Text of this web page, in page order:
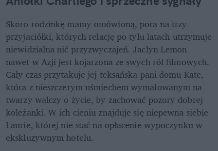
Skoro rodzinkę mamy omówioną, pora na trzy
przyjaciółki, których relację po tylu latach utrzymuje
niewidzialna nić przyzwyczajeń. Jaclyn Lemon
nawet w Azji jest kojarzona ze swych ról filmowych.
Cały czas przytakuje jej teksańska pani domu Kate,
która z nieszczerym uśmiechem wymalowanym na
twarzy walczy o życie, by zachować pozory dobrej
koleżanki. W ich cieniu znajduje się niepewna siebie
Laurie, której nie stać na opłacenie wypoczynku w
ekskluzywnym hotelu.